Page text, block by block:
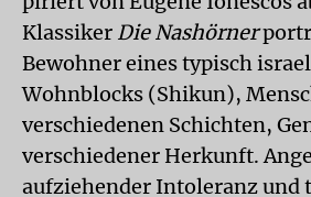
Klassiker Die Nashörner
Bewohner eines typisch
Wohnblocks (Shikun),
verschiedenen Schichten,
verschiedener Herkunft.
aufziehender Intoleranz und